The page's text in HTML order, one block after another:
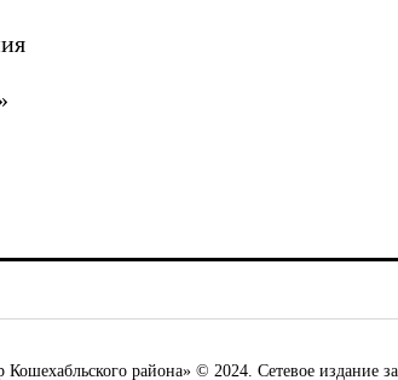
сельское
района» © 2024. Сетевое издание